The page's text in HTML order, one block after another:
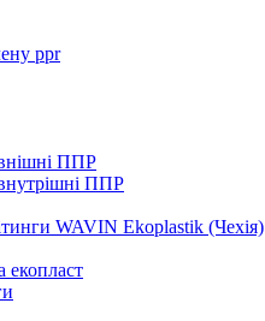
ppr
ППР
ППР
WAVIN Ekoplastik (Чехія)
екопласт